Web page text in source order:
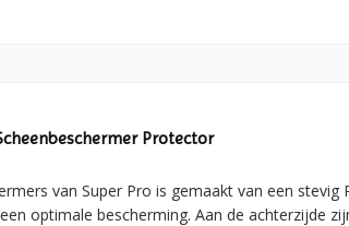
Protector
van Super Pro is gemaakt van een
optimale bescherming. Aan de achterzijde